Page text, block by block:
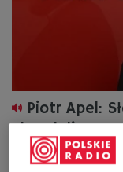
Piotr Apel:
skandaliczne
- Te słowa